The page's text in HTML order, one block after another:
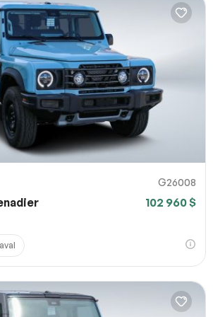
G26008
102 960 $